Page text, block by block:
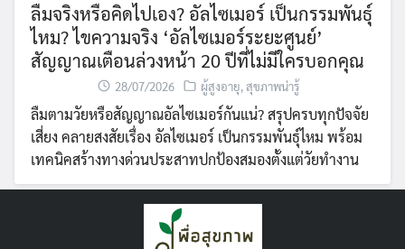
ลืมจริงหรือคิดไปเอง? อัลไซเมอร์ เป็นกรรมพันธุ์
ไหม? ไขความจริง ‘อัลไซเมอร์ระยะศูนย์’
สัญญาณเตือนล่วงหน้า 20 ปีที่ไม่มีใครบอกคุณ
28/07/2026 ผู้สูงอายุ,สุขภาพน่ารู้
ลืมตามวัยหรือสัญญาณอัลไซเมอร์กันแน่? สรุปครบทุกปัจจัย
เสี่ยง คลายสงสัยเรื่อง อัลไซเมอร์ เป็นกรรมพันธุ์ไหม พร้อม
เทคนิคสร้างทางด่วนประสาทปกป้องสมองตั้งแต่วัยทำงาน